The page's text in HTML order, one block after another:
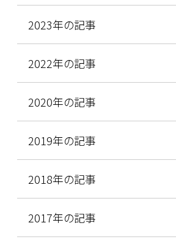
2023年の記事
2022年の記事
2020年の記事
2019年の記事
2018年の記事
2017年の記事